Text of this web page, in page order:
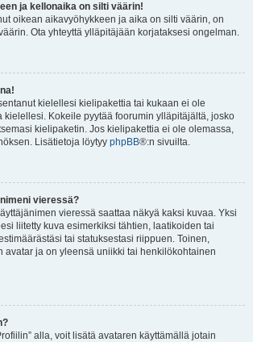
ja kellonaika on silti väärin!
oikean aikavyöhykkeen ja aika on silti väärin, on
Ota yhteyttä ylläpitäjään korjataksesi ongelman.
kielellesi kielipakettia tai kukaan ei ole
kielellesi. Kokeile pyytää foorumin ylläpitäjältä, josko
kielipaketin. Jos kielipakettia ei ole olemassa,
Lisätietoja löytyy phpBB®:n sivuilta.
vieressä?
vieressä saattaa näkyä kaksi kuvaa. Yksi
liitetty kuva esimerkiksi tähtien, laatikoiden tai
tai statuksestasi riippuen. Toinen,
avatar ja on yleensä uniikki tai henkilökohtainen
alla, voit lisätä avataren käyttämällä jotain